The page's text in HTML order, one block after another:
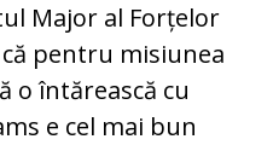
Major al Forțelor
pentru misiunea
o întărească cu
e cel mai bun